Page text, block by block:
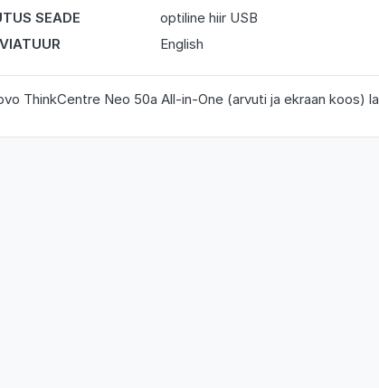
SEADE
optiline hiir USB
English
ThinkCentre Neo 50a All-in-One (arvuti ja ekraan koos)